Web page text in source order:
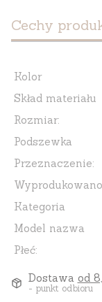
Cechy
Kolor
Skład materiału
Rozmiar:
Podszewka
Przeznaczenie:
Wyprodukowano
Kategoria
Model nazwa
Płeć:
Dostawa od
- punkt odbioru